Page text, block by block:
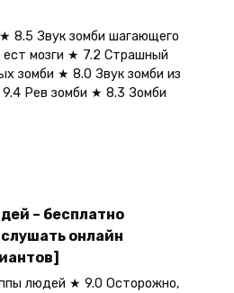
8.5 Звук зомби шагающего
мозги ★ 7.2 Страшный
зомби ★ 8.0 Звук зомби из
Рев зомби ★ 8.3 Зомби
– бесплатно
онлайн
людей ★ 9.0 Осторожно,